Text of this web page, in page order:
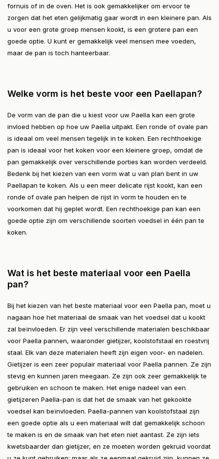
fornuis of in de oven. Het is ook gemakkelijker om ervoor te
zorgen dat het eten gelijkmatig gaar wordt in een kleinere pan. Als
u voor een grote groep mensen kookt, is een grotere pan een
goede optie. U kunt er gemakkelijk veel mensen mee voeden,
maar de pan is toch hanteerbaar.
Welke vorm is het beste voor een Paellapan?
De vorm van de pan die u kiest voor uw Paella kan een grote
invloed hebben op hoe uw Paella uitpakt. Een ronde of ovale pan
is ideaal om veel mensen tegelijk in te koken. Een rechthoekige
pan is ideaal voor het koken voor een kleinere groep, omdat de
pan gemakkelijk over verschillende porties kan worden verdeeld.
Bedenk bij het kiezen van een vorm wat u van plan bent in uw
Paellapan te koken. Als u een meer delicate rijst kookt, kan een
ronde of ovale pan helpen de rijst in vorm te houden en te
voorkomen dat hij geplet wordt. Een rechthoekige pan kan een
goede optie zijn om verschillende soorten voedsel in één pan te
koken.
Wat is het beste materiaal voor een Paella
pan?
Bij het kiezen van het beste materiaal voor een Paella pan, moet u
nagaan hoe het materiaal de smaak van het voedsel dat u kookt
zal beïnvloeden. Er zijn veel verschillende materialen beschikbaar
voor Paella pannen, waaronder gietijzer, koolstofstaal en roestvrij
staal. Elk van deze materialen heeft zijn eigen voor- en nadelen.
Gietijzer is een zeer populair materiaal voor Paella pannen. Ze zijn
stevig en kunnen jaren meegaan. Ze zijn ook zeer gemakkelijk te
gebruiken en schoon te maken. Het enige nadeel van een
gietijzeren Paella-pan is dat het de smaak van het gekookte
voedsel kan beïnvloeden. Paella-pannen van koolstofstaal zijn
een goede optie als u een materiaal wilt dat gemakkelijk schoon
te maken is en de smaak van het eten niet aantast. Ze zijn iets
kwetsbaarder dan gietijzer, en ze moeten worden gekruid voordat